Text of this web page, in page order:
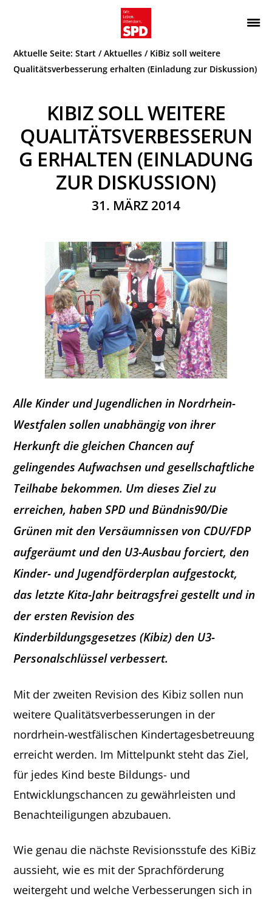
springen
springen
SPD
Leben.
Attendorn.
Aktuelle Seite:Start / Aktuelles /KiBiz soll weitere
Qualitätsverbesserung erhalten (Einladung zur Diskussion)
KIBIZ SOLL WEITERE
QUALITÄTSVERBESSERUN
G ERHALTEN (EINLADUNG
ZUR DISKUSSION)
31. MÄRZ 2014
Alle Kinder und Jugendlichen in Nordrhein-
Westfalen sollen unabhängig von ihrer
Herkunft die gleichen Chancen auf
gelingendes Aufwachsen und gesellschaftliche
Teilhabe bekommen. Um dieses Ziel zu
erreichen, haben SPD und Bündnis90/Die
Grünen mit den Versäumnissen von CDU/FDP
aufgeräumt und den U3-Ausbau forciert, den
Kinder- und Jugendförderplan aufgestockt,
das letzte Kita-Jahr beitragsfrei gestellt und in
der ersten Revision des
Kinderbildungsgesetzes (Kibiz) den U3-
Personalschlüssel verbessert.
Mit der zweiten Revision des Kibiz sollen nun
weitere Qualitätsverbesserungen in der
nordrhein-westfälischen Kindertagesbetreuung
erreicht werden. Im Mittelpunkt steht das Ziel,
für jedes Kind beste Bildungs- und
Entwicklungschancen zu gewährleisten und
Benachteiligungen abzubauen.
Wie genau die nächste Revisionsstufe des KiBiz
aussieht, wie es mit der Sprachförderung
weitergeht und welche Verbesserungen sich in